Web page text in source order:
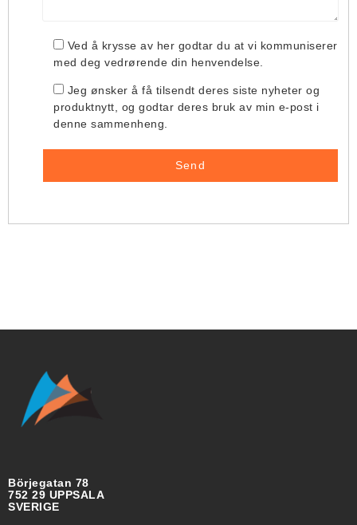
Ved å krysse av her godtar du at vi kommuniserer
med deg vedrørende din henvendelse.
Jeg ønsker å få tilsendt deres siste nyheter og
produktnytt, og godtar deres bruk av min e-post i
denne sammenheng.
Börjegatan 78
752 29 UPPSALA
SVERIGE